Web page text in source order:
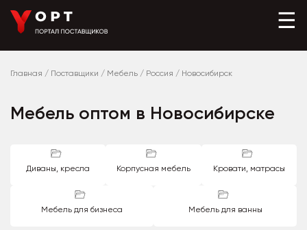
☰
Главная / Поставщики / Мебель / Россия / Новосибирск
Мебель оптом в Новосибирске
Диваны, кресла Корпусная мебель Кровати, матрасы
Мебель для бизнеса Мебель для ванны